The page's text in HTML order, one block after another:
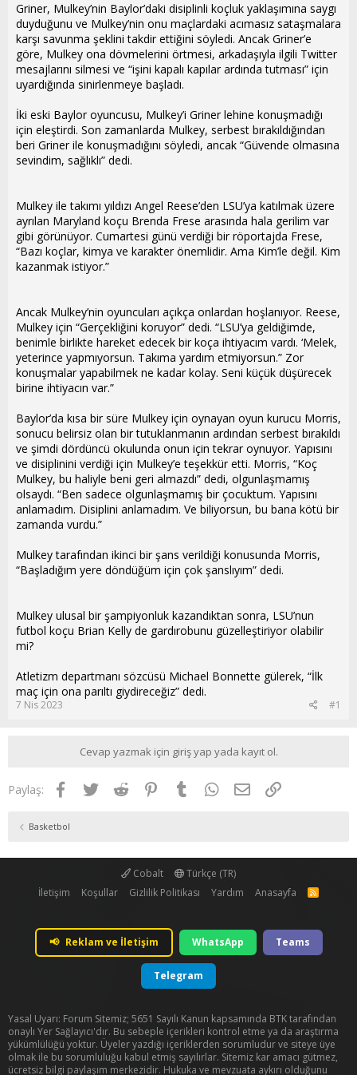
Griner, Mulkey’nin Baylor’daki disiplinli koçluk yaklaşımına saygı
duyduğunu ve Mulkey’nin onu maçlardaki acımasız sataşmalara
karşı savunma şeklini takdir ettiğini söyledi. Ancak Griner’e
göre, Mulkey ona dövmelerini örtmesi, arkadaşıyla ilgili Twitter
mesajlarını silmesi ve “işini kapalı kapılar ardında tutması” için
uyardığında sinirlenmeye başladı.
İki eski Baylor oyuncusu, Mulkey’i Griner lehine konuşmadığı
için eleştirdi. Son zamanlarda Mulkey, serbest bırakıldığından
beri Griner ile konuşmadığını söyledi, ancak “Güvende olmasına
sevindim, sağlıklı” dedi.
Mulkey ile takımı yıldızı Angel Reese’den LSU’ya katılmak üzere
ayrılan Maryland koçu Brenda Frese arasında hala gerilim var
gibi görünüyor. Cumartesi günü verdiği bir röportajda Frese,
“Bazı koçlar, kimya ve karakter önemlidir. Ama Kim’le değil. Kim
kazanmak istiyor.”
Ancak Mulkey’nin oyuncuları açıkça onlardan hoşlanıyor. Reese,
Mulkey için “Gerçekliğini koruyor” dedi. “LSU’ya geldiğimde,
benimle birlikte hareket edecek bir koça ihtiyacım vardı. ‘Melek,
yeterince yapmıyorsun. Takıma yardım etmiyorsun.” Zor
konuşmalar yapabilmek ne kadar kolay. Seni küçük düşürecek
birine ihtiyacın var.”
Baylor’da kısa bir süre Mulkey için oynayan oyun kurucu Morris,
sonucu belirsiz olan bir tutuklanmanın ardından serbest bırakıldı
ve şimdi dördüncü okulunda onun için tekrar oynuyor. Yapısını
ve disiplinini verdiği için Mulkey’e teşekkür etti. Morris, “Koç
Mulkey, bu haliyle beni geri almazdı” dedi, olgunlaşmamış
olsaydı. “Ben sadece olgunlaşmamış bir çocuktum. Yapısını
anlamadım. Disiplini anlamadım. Ve biliyorsun, bu bana kötü bir
zamanda vurdu.”
Mulkey tarafından ikinci bir şans verildiği konusunda Morris,
“Başladığım yere döndüğüm için çok şanslıyım” dedi.
Mulkey ulusal bir şampiyonluk kazandıktan sonra, LSU’nun
futbol koçu Brian Kelly de gardırobunu güzelleştiriyor olabilir
mi?
Atletizm departmanı sözcüsü Michael Bonnette gülerek, “İlk
maç için ona parıltı giydireceğiz” dedi.
7 Nis 2023 #1
Cevap yazmak için giriş yap yada kayıt ol.
Paylaş: Facebook
TwitterReddit PinterestTumblrWhatsApp
E-postaLink
Basketbol
Cobalt
Türkçe (TR)
İletişim
Koşullar Gizlilik Politikası Yardım Anasayfa
R
📢 Reklam ve İletişim WhatsApp Teams
Telegram
Yasal Uyarı: Forum Sitemiz; 5651 Sayılı Kanun kapsamında BTK tarafından
onaylı Yer Sağlayıcı'dır. Bu sebeple içerikleri kontrol etme ya da araştırma
yükümlülüğü yoktur. Üyeler yazdığı içeriklerden sorumludur ve siteye üye
olmak ile bu sorumluluğu kabul etmiş sayılırlar. Sitemiz kar amacı gütmez,
ücretsiz bilgi paylaşım merkezidir. Hukuka ve mevzuata aykırı olduğunu